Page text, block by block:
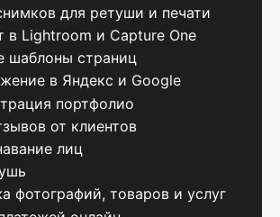
для ретуши и печати
в Lightroom и Capture One
шаблоны страниц
в Яндекс и Google
портфолио
от клиентов
лиц
фотографий, товаров и услуг